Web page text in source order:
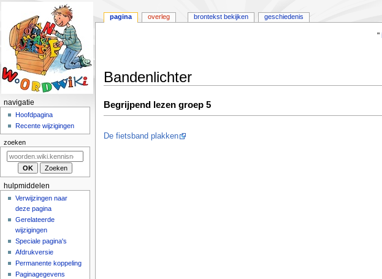
"
Bandenlichter
Naar
navigatie
Naar
zoeken
Begrijpend lezen groep 5
De fietsband plakken
N
v
i
m
pagina overleg brontekst bekijken geschiedenis
navigatie
Hoofdpagina
Recente wijzigingen
zoeken
hulpmiddelen
Verwijzingen naar
deze pagina
Gerelateerde
wijzigingen
Speciale pagina's
Afdrukversie
Permanente koppeling
Paginagegevens